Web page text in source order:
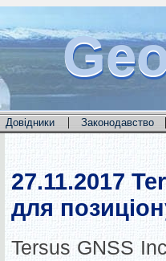
Довідники | Законодавство |
27.11.2017
для
Tersus GNSS